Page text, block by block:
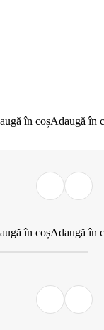
în coșAdaugă în
în coșAdaugă în